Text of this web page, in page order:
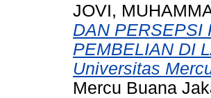
JOVI,
DAN PERSEPSI
PEMBELIAN DI
Universitas
Mercu Buana